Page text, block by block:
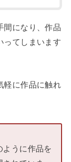
間になり、作品
ってしまいます
軽に作品に触れ
うに作品を